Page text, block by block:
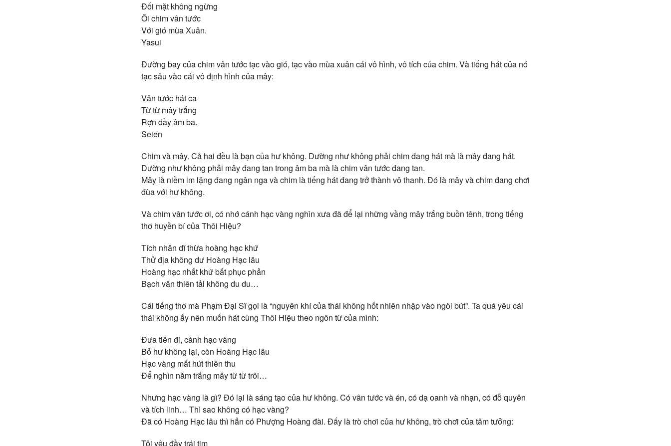
Đối mặt không ngừng
Ôi chim vân tước
Với gió mùa Xuân.
Yasui
Đường bay của chim vân tước tạc vào gió, tạc vào mùa xuân cái vô hình, vô tích của chim. Và tiếng hát của nó
tạc sâu vào cái vô định hình của mây:
Vân tước hát ca
Từ từ mây trắng
Rợn đầy âm ba.
Seien
Chim và mây. Cả hai đều là bạn của hư không. Dường như không phải chim đang hát mà là mây đang hát.
Dường như không phải mây đang tan trong âm ba mà là chim vân tước đang tan.
Mây là niềm im lặng đang ngân nga và chim là tiếng hát đang trở thành vô thanh. Đó là mây và chim đang chơi
đùa với hư không.
Và chim vân tước ơi, có nhớ cánh hạc vàng nghìn xưa đã để lại những vầng mây trắng buồn tênh, trong tiếng
thơ huyền bí của Thôi Hiệu?
Tích nhân dĩ thừa hoàng hạc khứ
Thử địa không dư Hoàng Hạc lâu
Hoàng hạc nhất khứ bất phục phản
Bạch vân thiên tải không du du…
Cái tiếng thơ mà Phạm Đại Sĩ gọi là “nguyên khí của thái không hốt nhiên nhập vào ngòi bút”. Ta quá yêu cái
thái không ấy nên muốn hát cùng Thôi Hiệu theo ngôn từ của mình:
Đưa tiên đi, cánh hạc vàng
Bỏ hư không lại, còn Hoàng Hạc lâu
Hạc vàng mất hút thiên thu
Để nghìn năm trắng mây từ từ trôi…
Nhưng hạc vàng là gì? Đó lại là sáng tạo của hư không. Có vân tước và én, có dạ oanh và nhạn, có đỗ quyên
và tích linh… Thì sao không có hạc vàng?
Đã có Hoàng Hạc lâu thì hẳn có Phượng Hoàng đài. Đấy là trò chơi của hư không, trò chơi của tâm tưởng:
Tôi yêu đầy trái tim